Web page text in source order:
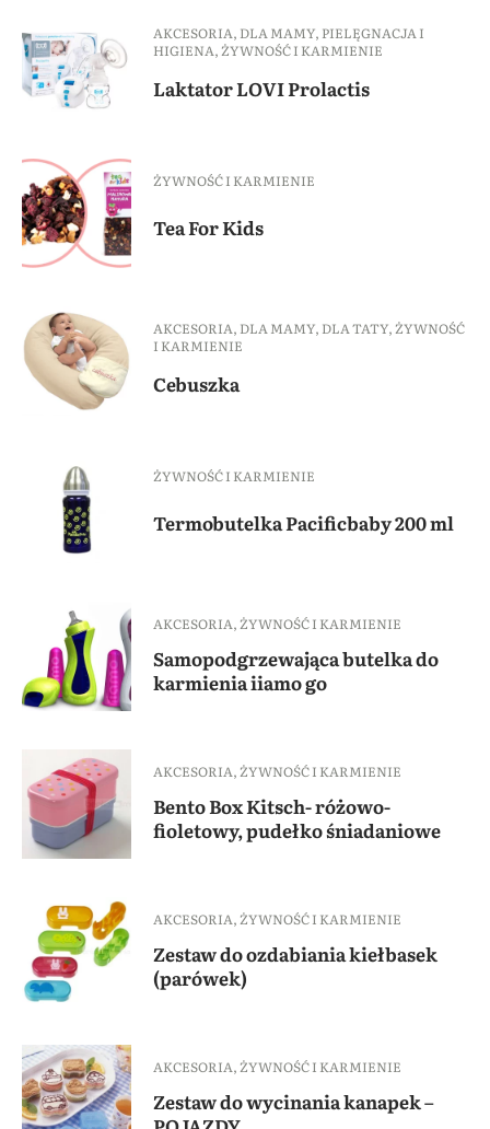
AKCESORIA, DLA MAMY, PIELĘGNACJA I
HIGIENA,ŻYWNOŚĆ I KARMIENIE
Laktator LOVI Prolactis
ŻYWNOŚĆ I KARMIENIE
Tea For Kids
AKCESORIA, DLA MAMY, DLA TATY,ŻYWNOŚĆ
I KARMIENIE
Cebuszka
ŻYWNOŚĆ I KARMIENIE
Termobutelka Pacificbaby 200 ml
AKCESORIA,ŻYWNOŚĆ I KARMIENIE
Samopodgrzewająca butelka do
karmienia iiamo go
AKCESORIA,ŻYWNOŚĆ I KARMIENIE
Bento Box Kitsch- różowo-
fioletowy, pudełko śniadaniowe
AKCESORIA,ŻYWNOŚĆ I KARMIENIE
Zestaw do ozdabiania kiełbasek
(parówek)
AKCESORIA,ŻYWNOŚĆ I KARMIENIE
Zestaw do wycinania kanapek –